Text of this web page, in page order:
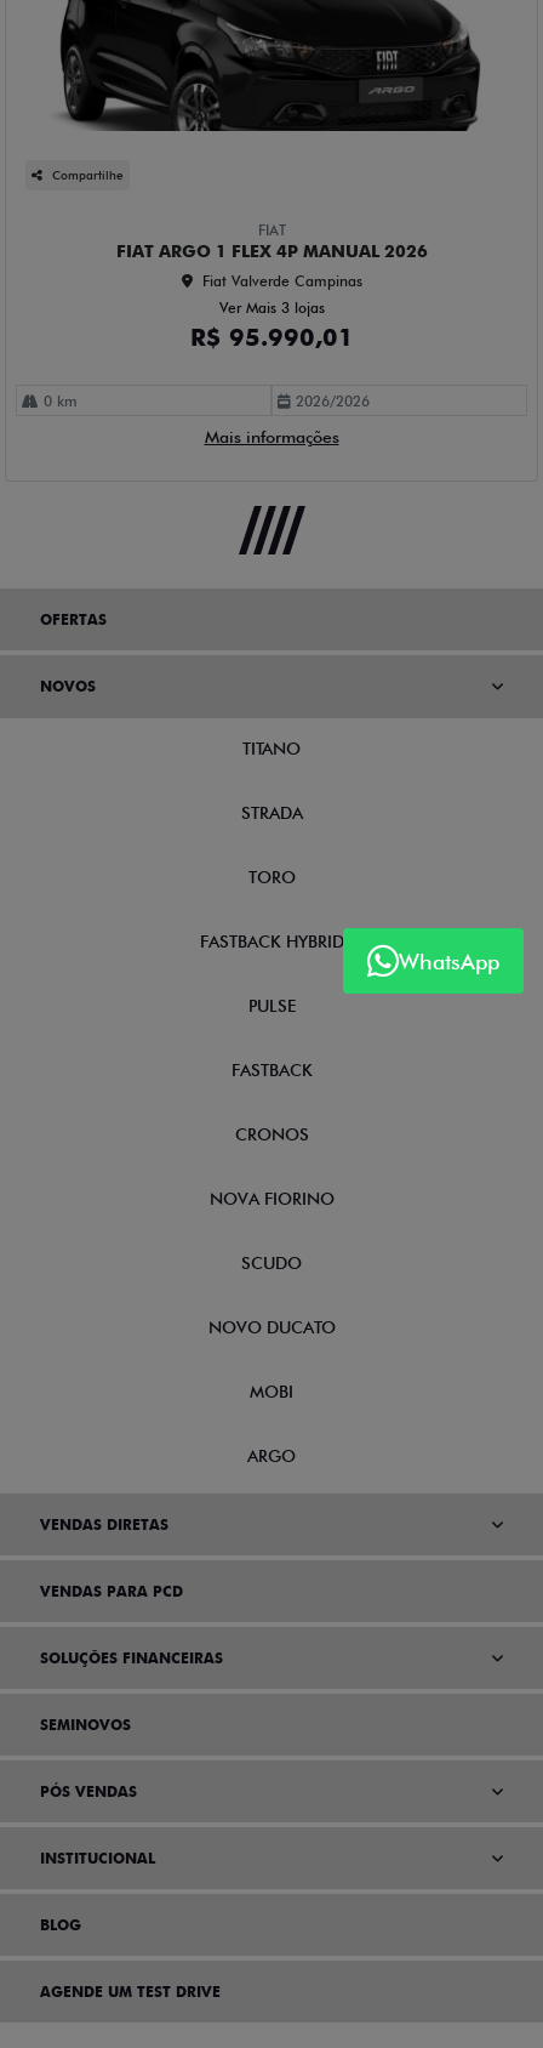
Fiat Valverde Campinas
Ver Mais 3 lojas
R$ 95.990,01
Mais informações
WhatsApp
OFERTAS
NOVOS
TITANO
STRADA
TORO
FASTBACK HYBRID
PULSE
FASTBACK
CRONOS
NOVA FIORINO
SCUDO
NOVO DUCATO
MOBI
ARGO
VENDAS DIRETAS
VENDAS PARA PCD
SOLUÇÕES FINANCEIRAS
SEMINOVOS
PÓS VENDAS
INSTITUCIONAL
BLOG
AGENDE UM TEST DRIVE